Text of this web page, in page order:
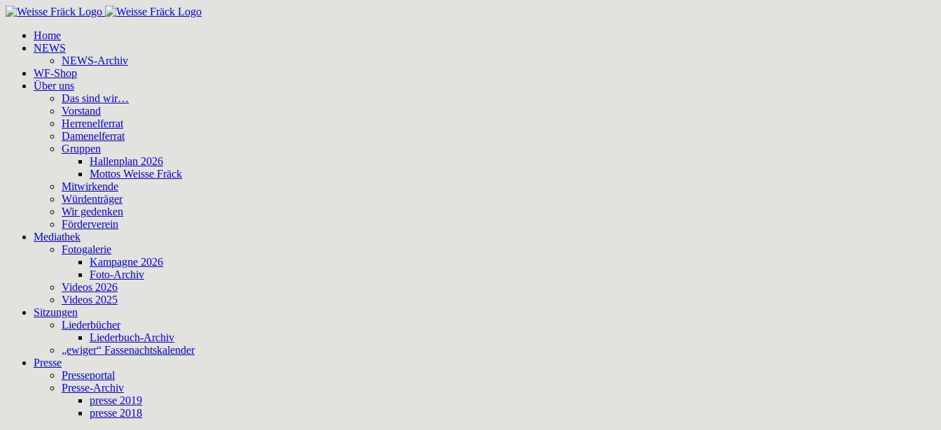
Zum
springenHome
NEWS
NEWS-Archiv
WF-Shop
Über uns
Das sind wir…
Vorstand
Herrenelferrat
Damenelferrat
Gruppen
Hallenplan 2026
Mottos Weisse Fräck
Mitwirkende
Würdenträger
Wir gedenken
Förderverein
Mediathek
Fotogalerie
Kampagne 2026
Foto-Archiv
Videos 2026
Videos 2025
Sitzungen
Liederbücher
Liederbuch-Archiv
„ewiger“ Fassenachtskalender
Presse
Presseportal
Presse-Archiv
presse 2019
presse 2018